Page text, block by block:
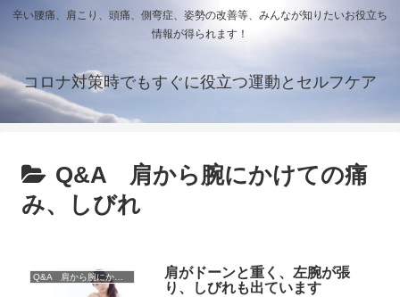
辛い腰痛、肩こり、頭痛、側弯症、姿勢の改善等、みんなが知りたいお役立ち
情報が得られます！
コロナ対策時でもすぐに役立つ運動とセルフケア
Q&A 肩から腕にかけての痛
み、しびれ
肩がドーンと重く、左腕が張
り、しびれも出ています